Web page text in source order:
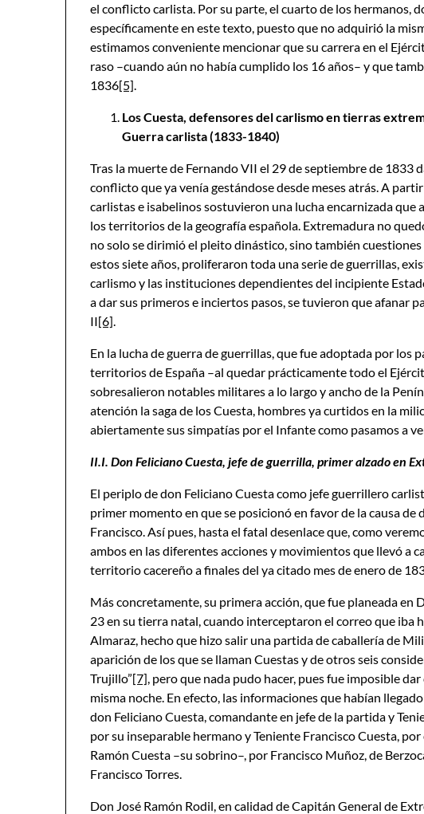
el conflicto carlista. Por su parte, el cuarto de los hermanos,
específicamente en este texto, puesto que no adquirió la
estimamos conveniente mencionar que su carrera en el
raso –cuando aún no había cumplido los 16 años– y que
1836[5].
Los Cuesta, defensores del carlismo en tierras
Guerra carlista (1833-1840)
Tras la muerte de Fernando VII el 29 de septiembre de 1833
conflicto que ya venía gestándose desde meses atrás. A
carlistas e isabelinos sostuvieron una lucha encarnizada que
los territorios de la geografía española. Extremadura no
no solo se dirimió el pleito dinástico, sino también
estos siete años, proliferaron toda una serie de guerrillas,
carlismo y las instituciones dependientes del incipiente
a dar sus primeros e inciertos pasos, se tuvieron que afanar
II[6].
En la lucha de guerra de guerrillas, que fue adoptada por los
territorios de España –al quedar prácticamente todo el
sobresalieron notables militares a lo largo y ancho de la
atención la saga de los Cuesta, hombres ya curtidos en la
abiertamente sus simpatías por el Infante como pasamos a
II.I. Don Feliciano Cuesta, jefe de guerrilla, primer alzado en
El periplo de don Feliciano Cuesta como jefe guerrillero
primer momento en que se posicionó en favor de la causa de
Francisco. Así pues, hasta el fatal desenlace que, como
ambos en las diferentes acciones y movimientos que llevó a
territorio cacereño a finales del ya citado mes de enero de
Más concretamente, su primera acción, que fue planeada en
23 en su tierra natal, cuando interceptaron el correo que iba
Almaraz, hecho que hizo salir una partida de caballería de
aparición de los que se llaman Cuestas y de otros seis
Trujillo”[7], pero que nada pudo hacer, pues fue imposible
misma noche. En efecto, las informaciones que habían
don Feliciano Cuesta, comandante en jefe de la partida y
por su inseparable hermano y Teniente Francisco Cuesta,
Ramón Cuesta –su sobrino–, por Francisco Muñoz, de
Francisco Torres.
Don José Ramón Rodil, en calidad de Capitán General de